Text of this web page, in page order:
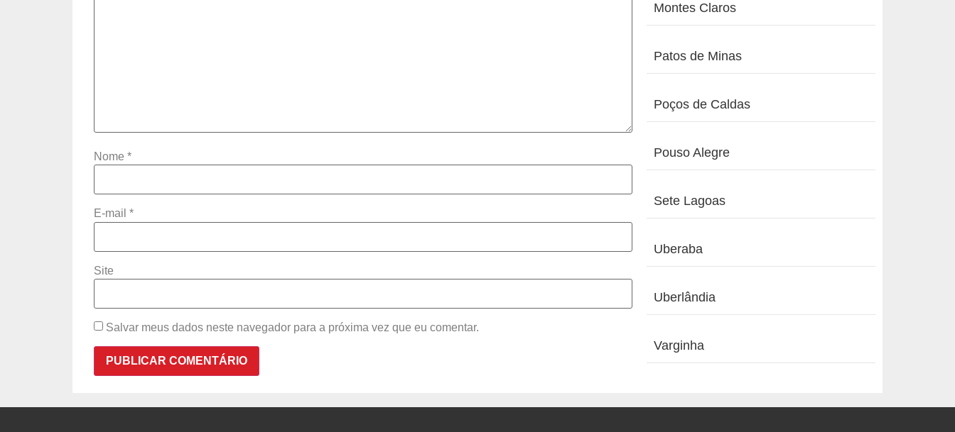
Nome *
E-mail *
Site
Salvar meus dados neste navegador para a próxima vez que eu comentar.
Montes Claros
Patos de Minas
Poços de Caldas
Pouso Alegre
Sete Lagoas
Uberaba
Uberlândia
Varginha